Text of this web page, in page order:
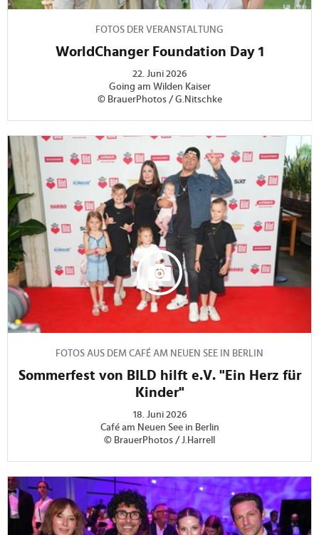
FOTOS DER VERANSTALTUNG
WorldChanger Foundation Day 1
22. Juni 2026
Going am Wilden Kaiser
© BrauerPhotos / G.Nitschke
FOTOS AUS DEM CAFÉ AM NEUEN SEE IN BERLIN
Sommerfest von BILD hilft e.V. "Ein Herz für
Kinder"
18. Juni 2026
Café am Neuen See in Berlin
© BrauerPhotos / J.Harrell